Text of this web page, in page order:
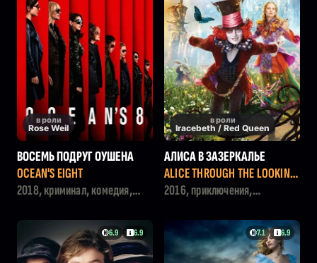
в роли
Rose Weil
ВОСЕМЬ ПОДРУГ ОУШЕНА
OCEAN'S EIGHT
2018, криминал, комедия,
в роли
Iracebeth / Red Queen
АЛИСА В ЗАЗЕРКАЛЬЕ
ALICE THROUGH THE LOOKING
GLASS
2016, приключения,
6.9 6.9 7.1 6.9